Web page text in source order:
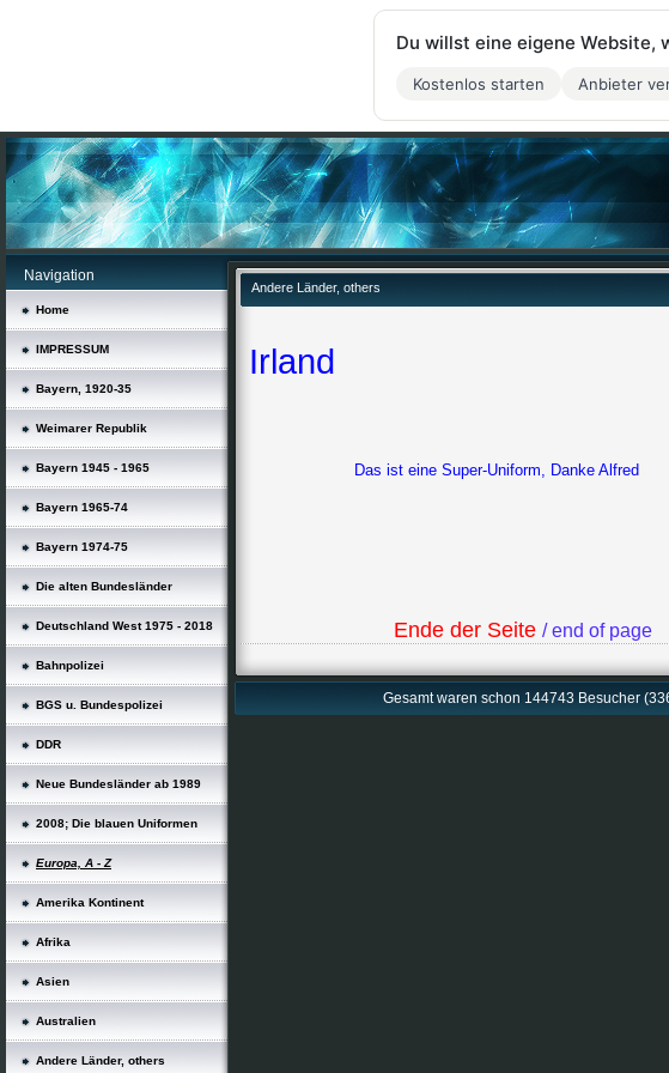
Navigation
Home
IMPRESSUM
Bayern, 1920-35
Weimarer Republik
Bayern 1945 - 1965
Bayern 1965-74
Bayern 1974-75
Die alten Bundesländer
Deutschland West 1975 - 2018
Bahnpolizei
BGS u. Bundespolizei
DDR
Neue Bundesländer ab 1989
2008; Die blauen Uniformen
Europa, A - Z
Amerika Kontinent
Afrika
Asien
Australien
Andere Länder, others
Andere Länder, others
Irland
Das ist eine Super-Uniform, Danke Alfred
Ende der Seite / end of page
Gesamt waren schon 144743 Besucher
Du willst eine eigene Website,
Kostenlos starten Anbieter